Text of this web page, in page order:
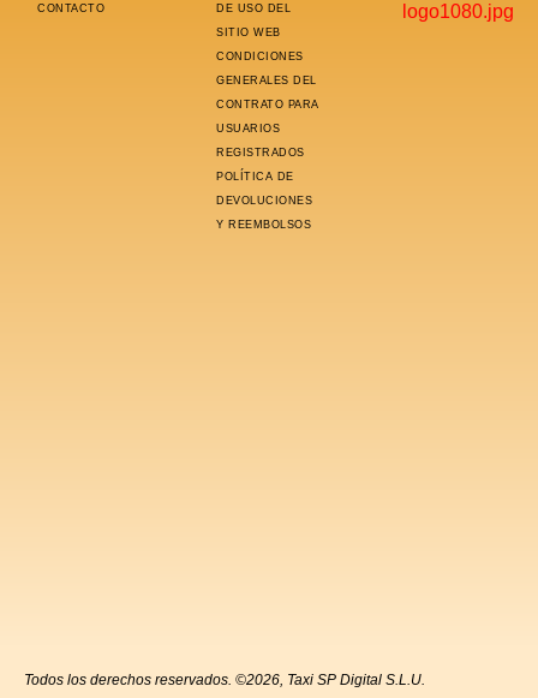
CONTACTO
DE USO DEL
SITIO WEB
CONDICIONES
GENERALES DEL
CONTRATO PARA
USUARIOS
REGISTRADOS
POLÍTICA DE
DEVOLUCIONES
Y REEMBOLSOS
Todos los derechos reservados. ©2026, Taxi SP Digital S.L.U.